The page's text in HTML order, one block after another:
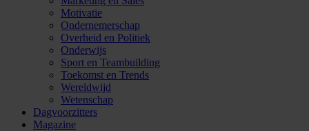
Motivatie
Ondernemerschap
Overheid en Politiek
Onderwijs
Sport en Teambuilding
Toekomst en Trends
Wereldwijd
Wetenschap
Dagvoorzitters
Magazine